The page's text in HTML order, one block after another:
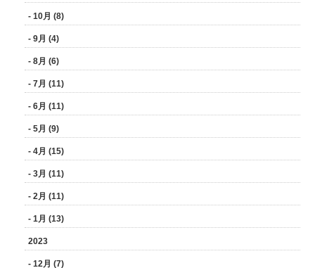
- 10月 (8)
- 9月 (4)
- 8月 (6)
- 7月 (11)
- 6月 (11)
- 5月 (9)
- 4月 (15)
- 3月 (11)
- 2月 (11)
- 1月 (13)
2023
- 12月 (7)